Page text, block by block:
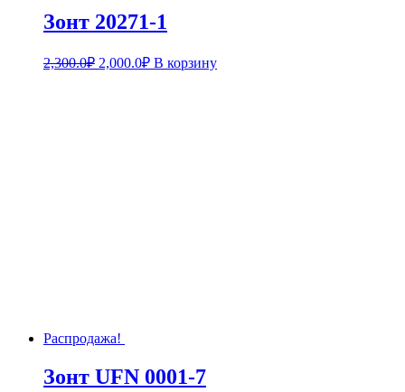
Зонт 20271-1
2,300.0₽ 2,000.0₽ В корзину
Распродажа!
Зонт UFN 0001-7